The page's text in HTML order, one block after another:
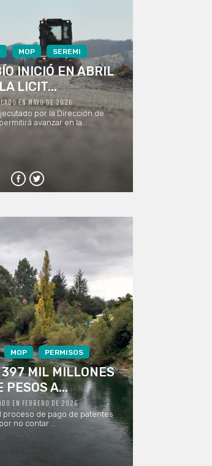
MOP SEREMI
INICIÓ EN ABRIL
LA LICIT...
EN MAYO DE 2026
por la Dirección de
avanzar en la ...
MOP PERMISOS
MIL MILLONES
PESOS A...
EN FEBRERO DE 2026
proceso de pago de patentes
por no contar ...